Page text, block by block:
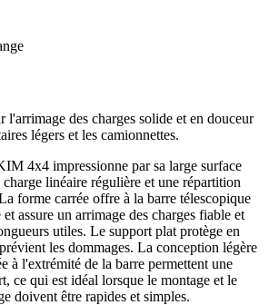
l'arrimage des charges solide et en douceur
légers et les camionnettes.
4x4 impressionne par sa large surface
linéaire régulière et une répartition
forme carrée offre à la barre télescopique
assure un arrimage des charges fiable et
utiles. Le support plat protège en
les dommages. La conception légère
à l'extrémité de la barre permettent une
ce qui est idéal lorsque le montage et le
doivent être rapides et simples.